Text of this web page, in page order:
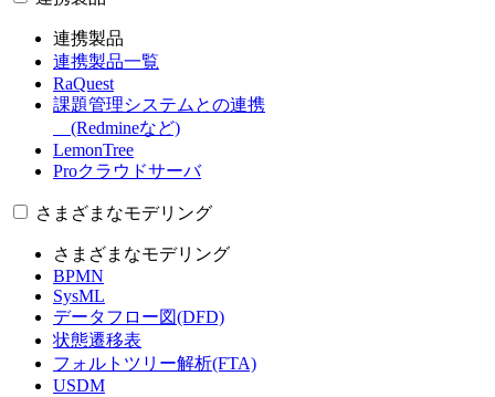
連携製品
連携製品一覧
RaQuest
課題管理システムとの連携
(Redmineなど)
LemonTree
Proクラウドサーバ
さまざまなモデリング
さまざまなモデリング
BPMN
SysML
データフロー図(DFD)
状態遷移表
フォルトツリー解析(FTA)
USDM